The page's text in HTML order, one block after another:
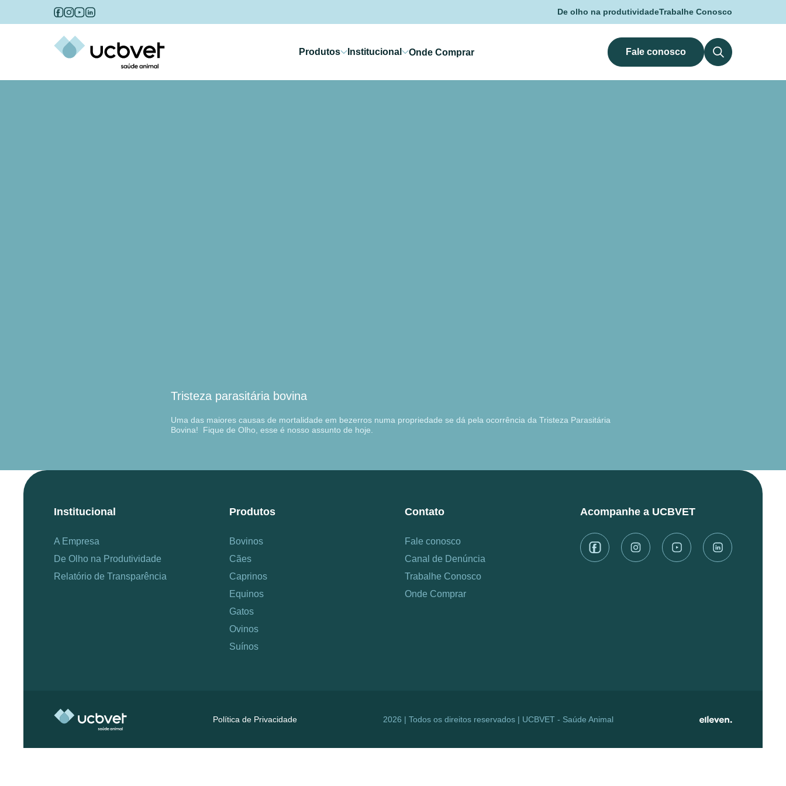
De olho na produtividadeTrabalhe Conosco
Produtos Institucional Onde Comprar Fale conosco
Tristeza parasitária bovina
Uma das maiores causas de mortalidade em bezerros numa propriedade se dá pela ocorrência da Tristeza Parasitária
Bovina! Fique de Olho, esse é nosso assunto de hoje.
Institucional
A Empresa
De Olho na Produtividade
Relatório de Transparência
Produtos
Bovinos
Cães
Caprinos
Equinos
Gatos
Ovinos
Suínos
Contato
Fale conosco
Canal de Denúncia
Trabalhe Conosco
Onde Comprar
Acompanhe a UCBVET
Política de Privacidade 2026 | Todos os direitos reservados | UCBVET - Saúde Animal